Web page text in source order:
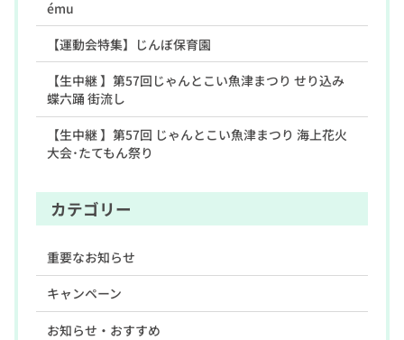
ému
【運動会特集】じんぼ保育園
【生中継 】第57回じゃんとこい魚津まつり せり込み
蝶六踊 街流し
【生中継 】第57回 じゃんとこい魚津まつり 海上花火
大会･たてもん祭り
カテゴリー
重要なお知らせ
キャンペーン
お知らせ・おすすめ